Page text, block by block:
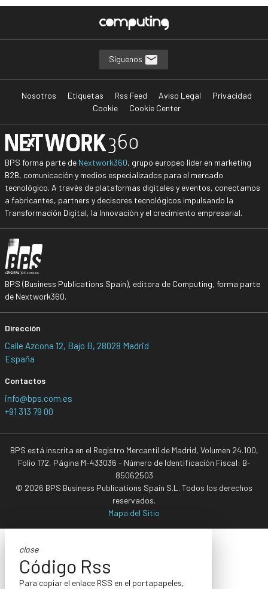
Síguenos
Nosotros Etiquetas Rss Feed Aviso Legal
Privacidad
Cookie
Cookie Center
BPS forma parte de Nextwork360, grupo europeo líder en marketing
B2B, comunicación y medios especializados para el mercado
tecnológico. A través de plataformas digitales y eventos, conectamos
a fabricantes, partners y decisores tecnológicos impulsando la
Transformación Digital, la Innovación y el crecimiento empresarial.
BPS (Business Publications Spain), editora de Computing, forma parte
de Nextwork360.
Dirección
Calle Azcona 12, Bajo B, 28028 Madrid
España
Contactos
info@bps.com.es
+91 313 79 00
BPS está inscrita en el Registro Mercantil de Madrid, Volumen 24.100,
Folio 172, Página M-433036 - Número de Identificación Fiscal: B-
85062503
© 2026 BPS Business Publications Spain S.L. Todos los derechos
reservados.
Mapa del Sitio
close
Código Rss
Para copiar el enlace RSS en el portapapeles,